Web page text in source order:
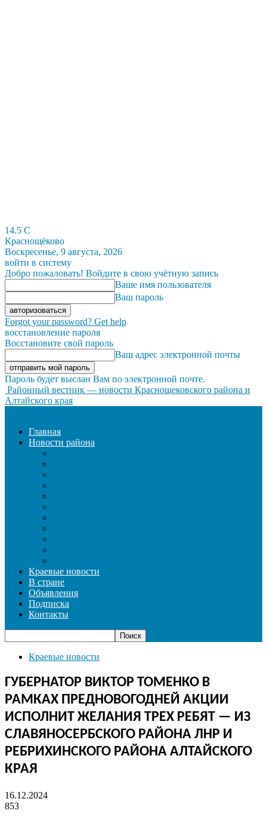
14.5 C
Краснощёково
Воскресенье, 9 августа, 2026
войти в систему
Добро пожаловать! Войдите в свою учётную запись
Ваше имя пользователя
Ваш пароль
Forgot your password? Get help
восстановление пароля
Восстановите свой пароль
Ваш адрес электронной почты
Пароль будет выслан Вам по электронной почте.
Районный вестник — новости Краснощековского района и
Алтайского края
Главная
Новости района
Краевые новости
В стране
Объявления
Подписка
Контакты
Краевые новости
ГУБЕРНАТОР ВИКТОР ТОМЕНКО В
РАМКАХ ПРЕДНОВОГОДНЕЙ АКЦИИ
ИСПОЛНИТ ЖЕЛАНИЯ ТРЕХ РЕБЯТ — ИЗ
СЛАВЯНОСЕРБСКОГО РАЙОНА ЛНР И
РЕБРИХИНСКОГО РАЙОНА АЛТАЙСКОГО
КРАЯ
16.12.2024
853